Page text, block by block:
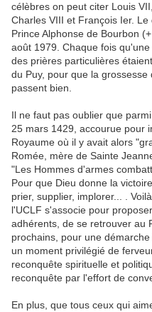
célèbres on peut citer Louis
Charles VIII et François Ier.
Prince Alphonse de Bourbon
août 1979. Chaque fois
des prières particulières
du Puy, pour que la
passent bien.
Il ne faut pas oublier que
25 mars 1429, accourue pour
Royaume où il y avait alors
Romée, mère de Sainte
"Les Hommes d'armes
Pour que Dieu donne la
prier, supplier, implorer... .
l'UCLF s'associe pour
adhérents, de se retrouver au
prochains, pour une
un moment privilégié de
reconquête spirituelle et
reconquête par l'effort de
En plus, que tous ceux qui